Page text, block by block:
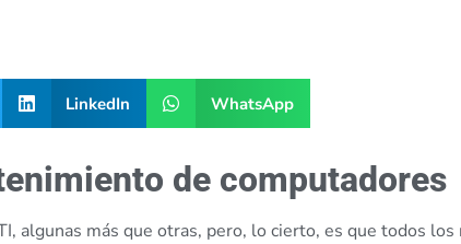
LinkedIn WhatsApp
de computadores
algunas más que otras, pero, lo cierto, es que todos